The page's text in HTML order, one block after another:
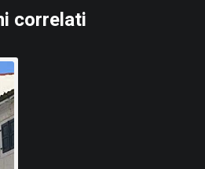
Quaglio dipinse la pala d'altare
chiesa, come attesta l'iscrizione
/ 1706.
correlati